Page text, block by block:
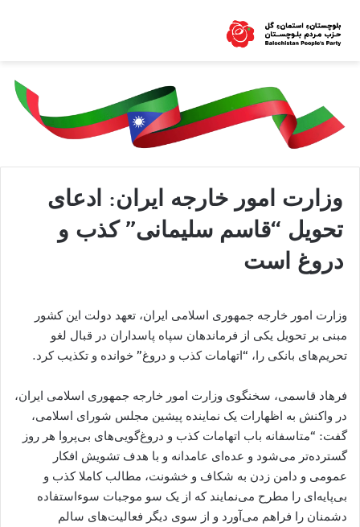
وزارت امور خارجه ایران: ادعای
تحویل “قاسم سلیمانی” کذب و
دروغ است
وزارت امور خارجه جمهوری اسلامی ایران، تعهد دولت این کشور
مبنی بر تحویل یکی از فرماندهان سپاه پاسداران در قبال لغو
تحریم‌های بانکی را، “اتهامات کذب و دروغ” خوانده و تکذیب کرد.
فرهاد قاسمی، سخنگوی وزارت امور خارجه جمهوری اسلامی ایران،
در واکنش به اظهارات یک نماینده پیشین مجلس شورای اسلامی،
گفت: “متاسفانه باب اتهامات کذب و دروغ‌گویی‌های بی‌پروا هر روز
گسترده‌تر می‌شود و عده‌ای عامدانه و با هدف تشویش افکار
عمومی و دامن زدن به شکاف و خشونت، مطالب کاملا کذب و
بی‌پایه‌ای را مطرح می‌نمایند که از یک سو موجبات سوءاستفاده
دشمنان را فراهم می‌آورد و از سوی دیگر فعالیت‌های سالم